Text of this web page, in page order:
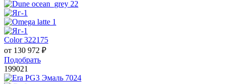
Color 322175
от 130 972 ₽
Подобрать
199021